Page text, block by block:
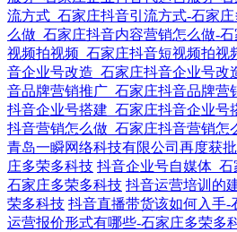
流方式_石家庄抖音引流方式-石家
么做_石家庄抖音内容营销怎么做-
视频拍视频_石家庄抖音短视频拍视
音企业号改造_石家庄抖音企业号改
音品牌营销推广_石家庄抖音品牌营
抖音企业号搭建_石家庄抖音企业号
抖音营销怎么做_石家庄抖音营销怎
青岛一瞬网络科技有限公司再度获
庄多荣多科技 抖音企业号自媒体_
石家庄多荣多科技 抖音运营培训的
荣多科技 抖音直播带货该如何入手-
运营报价形式有哪些-石家庄多荣多